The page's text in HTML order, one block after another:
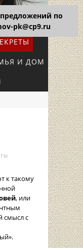
И ДОМ
к такому
, или
смысл с
по
pk@cp9.ru